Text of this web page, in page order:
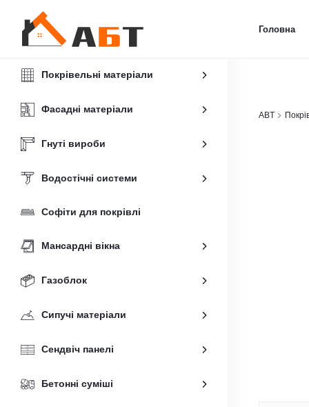
Головна
Покрівельні матеріали
Фасадні матеріали
Гнуті вироби
Водостічні системи
Софіти для покрівлі
Мансардні вікна
Газоблок
Сипучі матеріали
Сендвіч панелі
Бетонні суміші
ABT